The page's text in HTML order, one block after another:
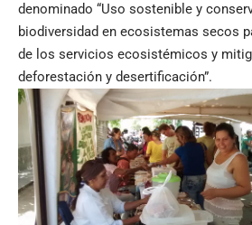
denominado “Uso sostenible y
biodiversidad en ecosistemas secos
de los servicios ecosistémicos y
deforestación y desertificación”.